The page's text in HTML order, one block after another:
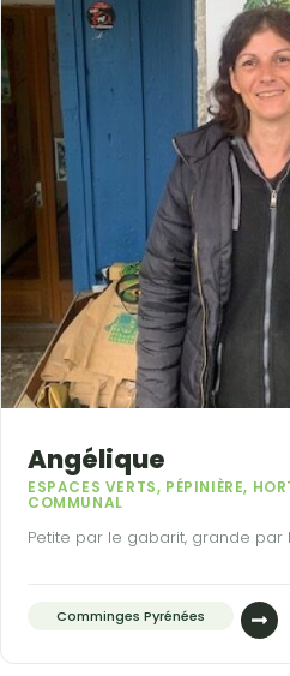
Angélique
ESPACES VERTS, PÉPINIÈRE,
COMMUNAL
Comminges Pyrénées